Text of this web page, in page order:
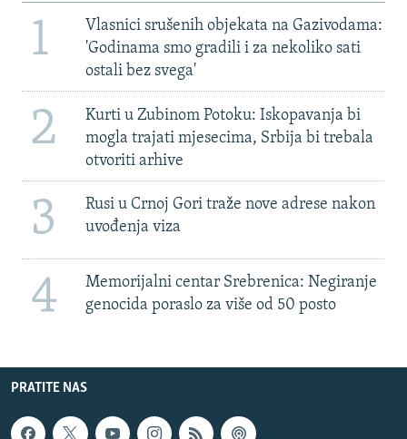
1
Vlasnici srušenih objekata na Gazivodama:
'Godinama smo gradili i za nekoliko sati
ostali bez svega'
2
Kurti u Zubinom Potoku: Iskopavanja bi
mogla trajati mjesecima, Srbija bi trebala
otvoriti arhive
3
Rusi u Crnoj Gori traže nove adrese nakon
uvođenja viza
4
Memorijalni centar Srebrenica: Negiranje
genocida poraslo za više od 50 posto
PRATITE NAS